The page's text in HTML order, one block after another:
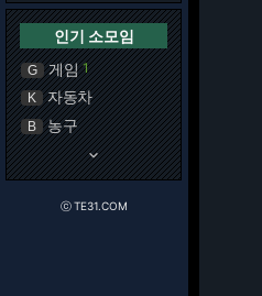
인기 소모임
G 게임 1
K 자동차
B 농구
keyboard_arrow_down
ⓒ TE31.COM